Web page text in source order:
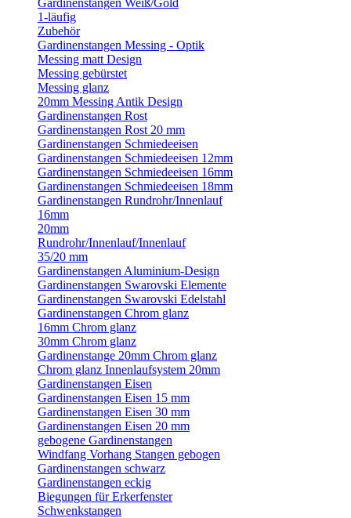
Gardinenstangen Weiß/Gold
1-läufig
Zubehör
Gardinenstangen Messing - Optik
Messing matt Design
Messing gebürstet
Messing glanz
20mm Messing Antik Design
Gardinenstangen Rost
Gardinenstangen Rost 20 mm
Gardinenstangen Schmiedeeisen
Gardinenstangen Schmiedeeisen 12mm
Gardinenstangen Schmiedeeisen 16mm
Gardinenstangen Schmiedeeisen 18mm
Gardinenstangen Rundrohr/Innenlauf
16mm
20mm
Rundrohr/Innenlauf/Innenlauf
35/20 mm
Gardinenstangen Aluminium-Design
Gardinenstangen Swarovski Elemente
Gardinenstangen Swarovski Edelstahl
Gardinenstangen Chrom glanz
16mm Chrom glanz
30mm Chrom glanz
Gardinenstange 20mm Chrom glanz
Chrom glanz Innenlaufsystem 20mm
Gardinenstangen Eisen
Gardinenstangen Eisen 15 mm
Gardinenstangen Eisen 30 mm
Gardinenstangen Eisen 20 mm
gebogene Gardinenstangen
Windfang Vorhang Stangen gebogen
Gardinenstangen schwarz
Gardinenstangen eckig
Biegungen für Erkerfenster
Schwenkstangen